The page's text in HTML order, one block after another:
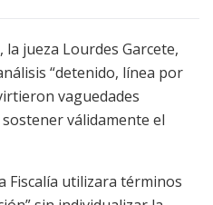
jueza Lourdes Garcete,
“detenido, línea por
vaguedades
válidamente el
Fiscalía utilizara términos